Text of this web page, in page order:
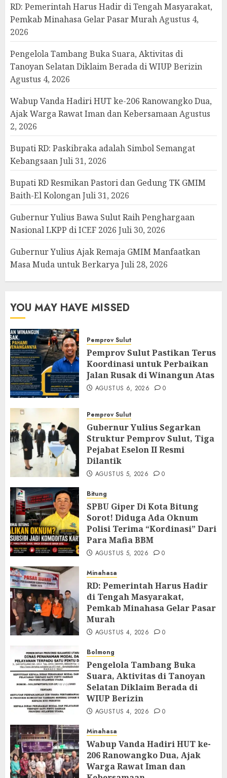
RD: Pemerintah Harus Hadir di Tengah Masyarakat,
Pemkab Minahasa Gelar Pasar MurahAgustus 4,
2026
Pengelola Tambang Buka Suara, Aktivitas di
Tanoyan Selatan Diklaim Berada di WIUP Berizin
Agustus 4, 2026
Wabup Vanda Hadiri HUT ke-206 Ranowangko Dua,
Ajak Warga Rawat Iman dan KebersamaanAgustus
2, 2026
Bupati RD: Paskibraka adalah Simbol Semangat
KebangsaanJuli 31, 2026
Bupati RD Resmikan Pastori dan Gedung TK GMIM
Baith-El KolonganJuli 31, 2026
Gubernur Yulius Bawa Sulut Raih Penghargaan
Nasional LKPP di ICEF 2026 Juli 30, 2026
Gubernur Yulius Ajak Remaja GMIM Manfaatkan
Masa Muda untuk BerkaryaJuli 28, 2026
YOU MAY HAVE MISSED
Pemprov Sulut
Pemprov Sulut Pastikan Terus
Koordinasi untuk Perbaikan
Jalan Rusak di Winangun Atas
AGUSTUS 6, 2026 0
Pemprov Sulut
Gubernur Yulius Segarkan
Struktur Pemprov Sulut, Tiga
Pejabat Eselon II Resmi
Dilantik
AGUSTUS 5, 2026 0
Bitung
SPBU Giper Di Kota Bitung
Sorot! Diduga Ada Oknum
Polisi Terima “Kordinasi” Dari
Para Mafia BBM
AGUSTUS 5, 2026 0
Minahasa
RD: Pemerintah Harus Hadir
di Tengah Masyarakat,
Pemkab Minahasa Gelar Pasar
Murah
AGUSTUS 4, 2026 0
Bolmong
Pengelola Tambang Buka
Suara, Aktivitas di Tanoyan
Selatan Diklaim Berada di
WIUP Berizin
AGUSTUS 4, 2026 0
Minahasa
Wabup Vanda Hadiri HUT ke-
206 Ranowangko Dua, Ajak
Warga Rawat Iman dan